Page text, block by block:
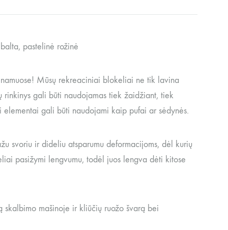
pastelinė rožinė
Mūsų rekreaciniai blokeliai ne tik lavina
gali būti naudojamas tiek žaidžiant, tiek
elementai gali būti naudojami kaip pufai ar sėdynės.
svoriu ir dideliu atsparumu deformacijoms, dėl kurių
pasižymi lengvumu, todėl juos lengva dėti kitose
mašinoje ir kliūčių ruožo švarą bei